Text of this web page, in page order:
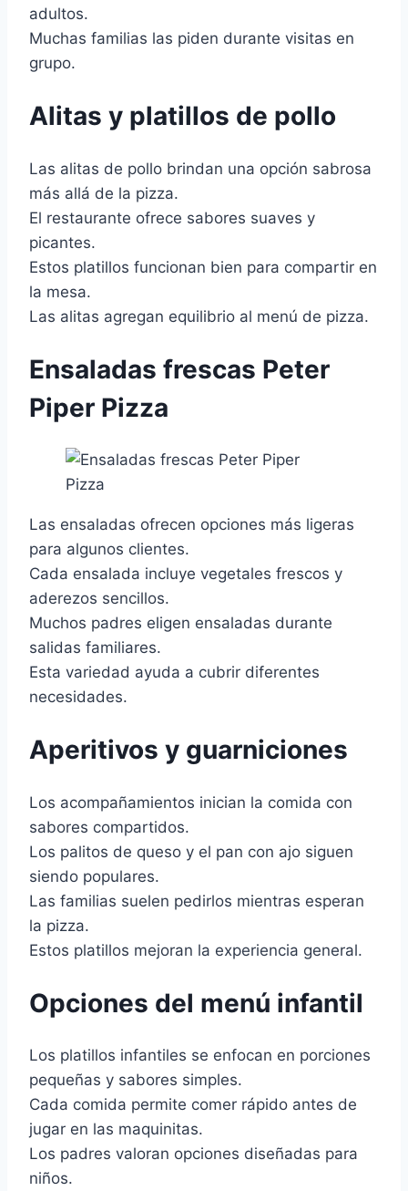
adultos.
Muchas familias las piden durante visitas en
grupo.
Alitas y platillos de pollo
Las alitas de pollo brindan una opción sabrosa
más allá de la pizza.
El restaurante ofrece sabores suaves y
picantes.
Estos platillos funcionan bien para compartir en
la mesa.
Las alitas agregan equilibrio al menú de pizza.
Ensaladas frescas Peter
Piper Pizza
Las ensaladas ofrecen opciones más ligeras
para algunos clientes.
Cada ensalada incluye vegetales frescos y
aderezos sencillos.
Muchos padres eligen ensaladas durante
salidas familiares.
Esta variedad ayuda a cubrir diferentes
necesidades.
Aperitivos y guarniciones
Los acompañamientos inician la comida con
sabores compartidos.
Los palitos de queso y el pan con ajo siguen
siendo populares.
Las familias suelen pedirlos mientras esperan
la pizza.
Estos platillos mejoran la experiencia general.
Opciones del menú infantil
Los platillos infantiles se enfocan en porciones
pequeñas y sabores simples.
Cada comida permite comer rápido antes de
jugar en las maquinitas.
Los padres valoran opciones diseñadas para
niños.